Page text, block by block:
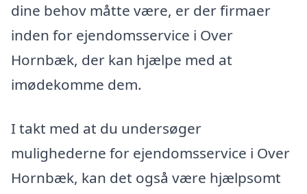
dine behov måtte være, er der firmaer
inden for ejendomsservice i Over
Hornbæk, der kan hjælpe med at
imødekomme dem.
I takt med at du undersøger
mulighederne for ejendomsservice i Over
Hornbæk, kan det også være hjælpsomt